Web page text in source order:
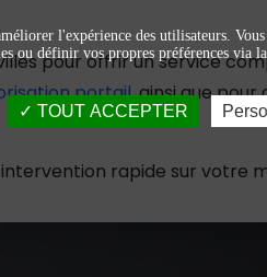
pour offrir un service
portail, ainsi que
rapide sur votre
l'expérience des utilisateurs.
ou définir vos propres préférences via la
TOUT ACCEPTER